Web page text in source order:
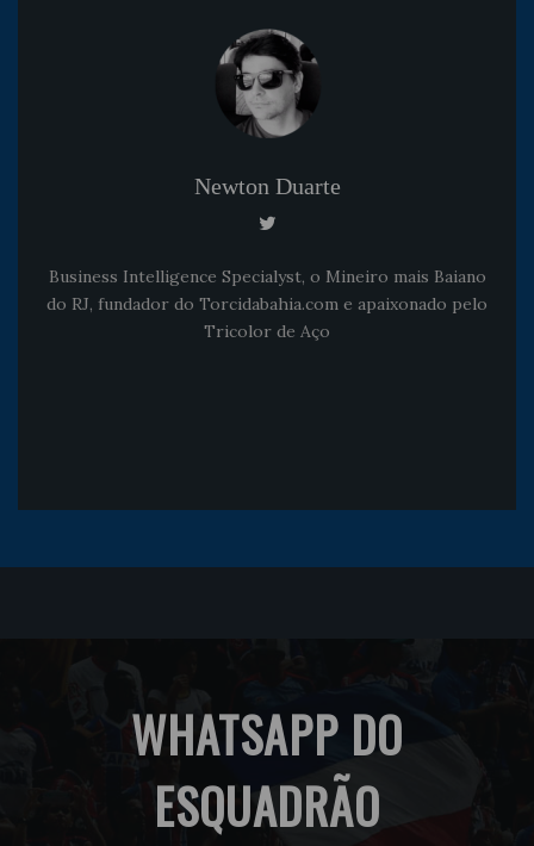
Newton Duarte
Business Intelligence Specialyst, o Mineiro mais Baiano
do RJ, fundador do Torcidabahia.com e apaixonado pelo
Tricolor de Aço
WHATSAPP DO
ESQUADRÃO